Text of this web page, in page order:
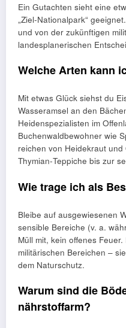
Ein Gutachten sieht eine
„Ziel‑Nationalpark“
und von der zukünftigen
landesplanerischen
Welche Arten kann
Mit etwas Glück siehst du
Wasseramsel an den
Heidenspezialisten im
Buchenwaldbewohner wie
reichen von Heidekraut
Thymian‑Teppiche bis zur
Wie trage ich als
Bleibe auf ausgewiesenen
sensible Bereiche (v. a.
Müll mit, kein offenes
militärischen Bereichen –
dem Naturschutz.
Warum sind die
nährstoffarm?